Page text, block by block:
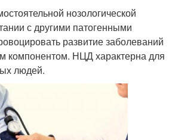
нозологической
с другими патогенными
развитие заболеваний
компонентом. НЦД характерна для
людей.